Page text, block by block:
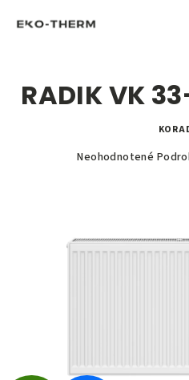
RADIK VK
Priemerné
z
5
Neohodnotené